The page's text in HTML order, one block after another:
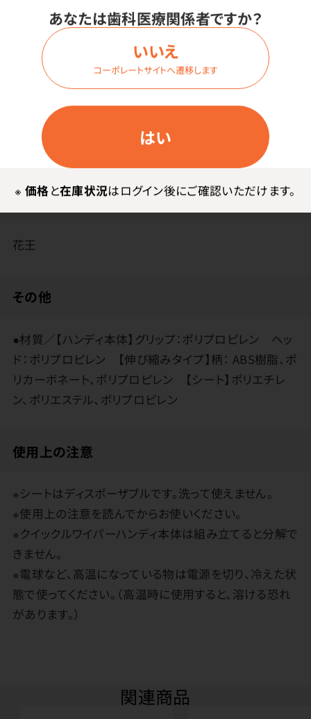
あなたは歯科医療関係者ですか？
はい
いいえ
コーポレートサイトへ遷移します
※ 価格と在庫状況はログイン後にご確認いただけます。
ハンディシートの先端が汚れてきたら、先端と持ち手側
を逆さに付け替えれば、全面無駄なく使えます。
伸び縮みタイプは、角度が4段階に調整できます。
メーカー・ブランド
花王
その他
●材質／【ハンディ本体】グリップ：ポリプロピレン ヘッ
ド：ポリプロピレン 【伸び縮みタイプ】柄： ABS樹脂、ポ
リカーボネート、ポリプロピレン 【シート】ポリエチレ
ン、ポリエステル、ポリプロピレン
使用上の注意
※シートはディスポーザブルです。洗って使えません。
※使用上の注意を読んでからお使いください。
※クイックルワイパーハンディ本体は組み立てると分解で
きません。
※電球など、高温になっている物は電源を切り、冷えた状
態で使ってください。（高温時に使用すると、溶ける恐れ
があります。）
関連商品